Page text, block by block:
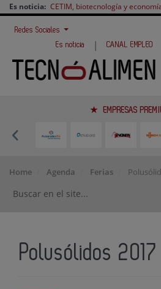
Es noticia: CETIM, biotecnología y
Redes Sociales
Es noticia
| CANAL EMPLEO
EMPRESAS
Home Agenda Ferias
Polusólidos 2017